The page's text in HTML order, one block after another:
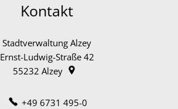
Kontakt
Stadtverwaltung Alzey
Ernst-Ludwig-Straße 42
55232 Alzey
+49 6731 495-0